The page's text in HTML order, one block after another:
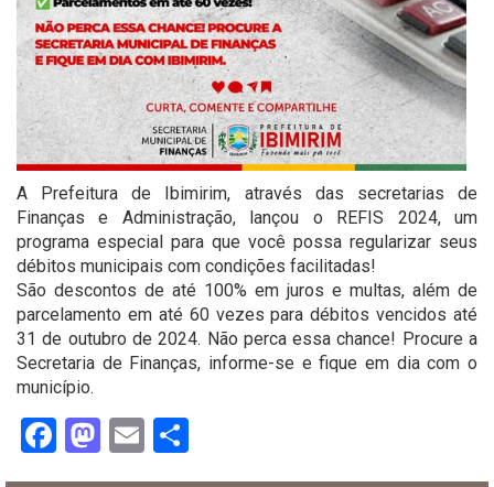
A Prefeitura de Ibimirim, através das secretarias de
Finanças e Administração, lançou o REFIS 2024, um
programa especial para que você possa regularizar seus
débitos municipais com condições facilitadas!
São descontos de até 100% em juros e multas, além de
parcelamento em até 60 vezes para débitos vencidos até
31 de outubro de 2024. Não perca essa chance! Procure a
Secretaria de Finanças, informe-se e fique em dia com o
município.
Facebook
Mastodon
Email